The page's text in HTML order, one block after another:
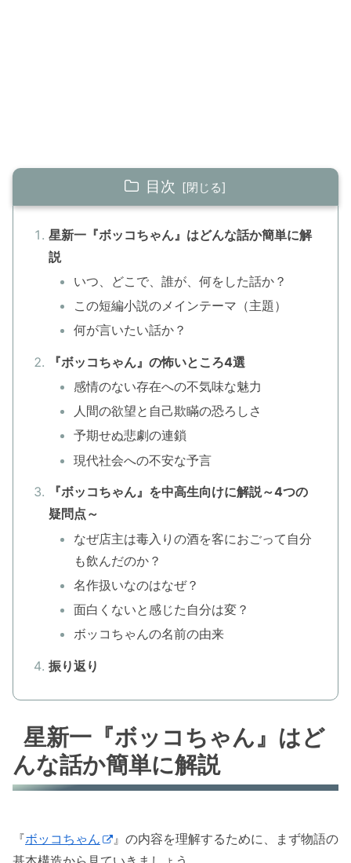
目次
星新一『ボッコちゃん』はどんな話か簡単に解
説
いつ、どこで、誰が、何をした話か？
この短編小説のメインテーマ（主題）
何が言いたい話か？
『ボッコちゃん』の怖いところ4選
感情のない存在への不気味な魅力
人間の欲望と自己欺瞞の恐ろしさ
予期せぬ悲劇の連鎖
現代社会への不安な予言
『ボッコちゃん』を中高生向けに解説～4つの
疑問点～
なぜ店主は毒入りの酒を客におごって自分
も飲んだのか？
名作扱いなのはなぜ？
面白くないと感じた自分は変？
ボッコちゃんの名前の由来
振り返り
星新一『ボッコちゃん』はど
んな話か簡単に解説
『ボッコちゃん
』の内容を理解するために、まず物語の